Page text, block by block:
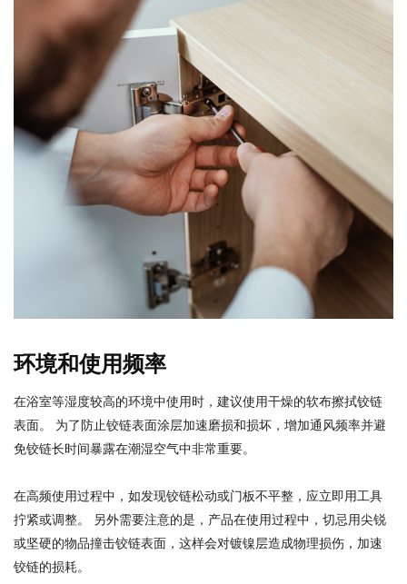
环境和使用频率
在浴室等湿度较高的环境中使用时，建议使用干燥的软布擦拭铰链
表面。 为了防止铰链表面涂层加速磨损和损坏，增加通风频率并避
免铰链长时间暴露在潮湿空气中非常重要。
在高频使用过程中，如发现铰链松动或门板不平整，应立即用工具
拧紧或调整。 另外需要注意的是，产品在使用过程中，切忌用尖锐
或坚硬的物品撞击铰链表面，这样会对镀镍层造成物理损伤，加速
铰链的损耗。